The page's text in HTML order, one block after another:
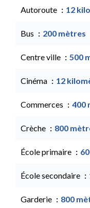
Autoroute 12
Bus 200 mètres
Centre ville 500
Cinéma 12
Commerces 400
Crèche 800
École primaire
École secondaire
Garderie 800